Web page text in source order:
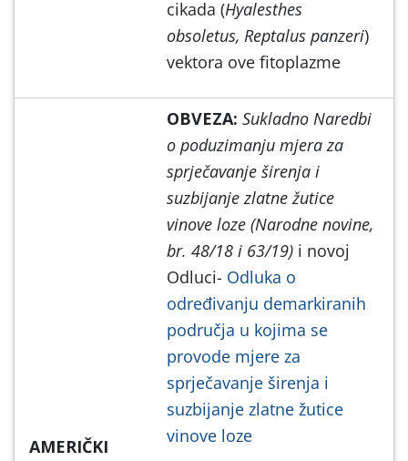
cikada (Hyalesthes
obsoletus, Reptalus panzeri)
vektora ove fitoplazme
AMERIČKI
OBVEZA: Sukladno Naredbi
o poduzimanju mjera za
sprječavanje širenja i
suzbijanje zlatne žutice
vinove loze (Narodne novine,
br. 48/18 i 63/19) i novoj
Odluci- Odluka o
određivanju demarkiranih
područja u kojima se
provode mjere za
sprječavanje širenja i
suzbijanje zlatne žutice
vinove loze